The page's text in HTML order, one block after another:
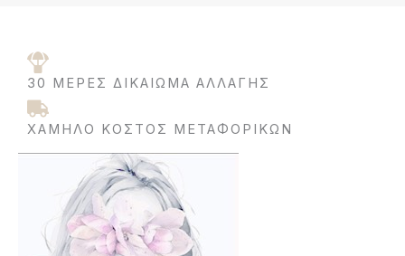
30 ΜΈΡΕΣ ΔΙΚΑΊΩΜΑ ΑΛΛΑΓΉΣ
ΧΑΜΗΛΌ ΚΌΣΤΟΣ ΜΕΤΑΦΟΡΙΚΩΝ